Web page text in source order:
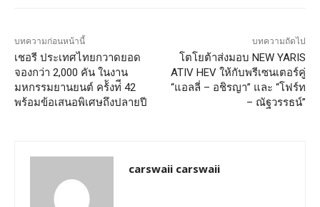
บทความก่อนหน้านี้
เชอรี ประเทศไทยกวาดยอด
จองกว่า 2,000 คัน ในงาน
มหกรรมยานยนต์ คร้ังท่ี 42
พร้อมข้อเสนอพิเศษถึงปลายปี
บทความถัดไป
โตโยต้าส่งมอบ NEW YARIS
ATIV HEV ให้กับพรีเซนเตอร์คู่
“แอลลี่ – อชิรญา” และ “โฟร์ท
– ณัฐวรรธน์”
carswaii carswaii